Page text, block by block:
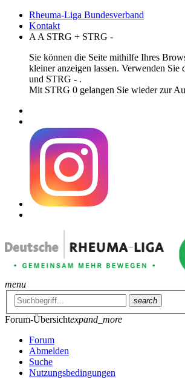
Rheuma-Liga Bundesverband
Kontakt
A A STRG + STRG -
Sie können die Seite mithilfe Ihres
kleiner anzeigen lassen. Verwenden
und STRG - .
Mit STRG 0 gelangen Sie wieder zur
menu
search
Forum-Übersichtexpand_more
Forum
Abmelden
Suche
Nutzungsbedingungen